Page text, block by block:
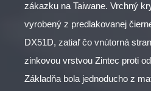
zákazku na Taiwane. Vrchný
vyrobený z predlakovanej
DX51D, zatiaľ čo vnútorná
zinkovou vrstvou Zintec proti
Základňa bola jednoducho z